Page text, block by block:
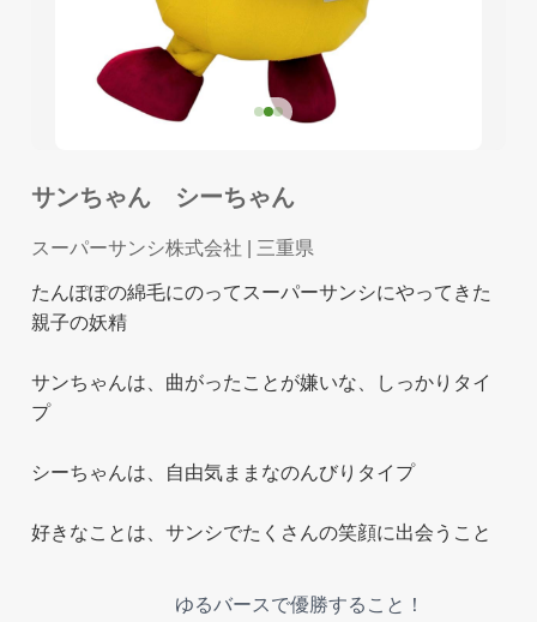
サンちゃん シーちゃん
スーパーサンシ株式会社 | 三重県
たんぽぽの綿毛にのってスーパーサンシにやってきた
親子の妖精
サンちゃんは、曲がったことが嫌いな、しっかりタイ
プ
シーちゃんは、自由気ままなのんびりタイプ
好きなことは、サンシでたくさんの笑顔に出会うこと
ゆるバースで優勝すること！